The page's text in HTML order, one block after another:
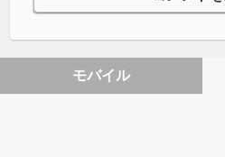
モバイル